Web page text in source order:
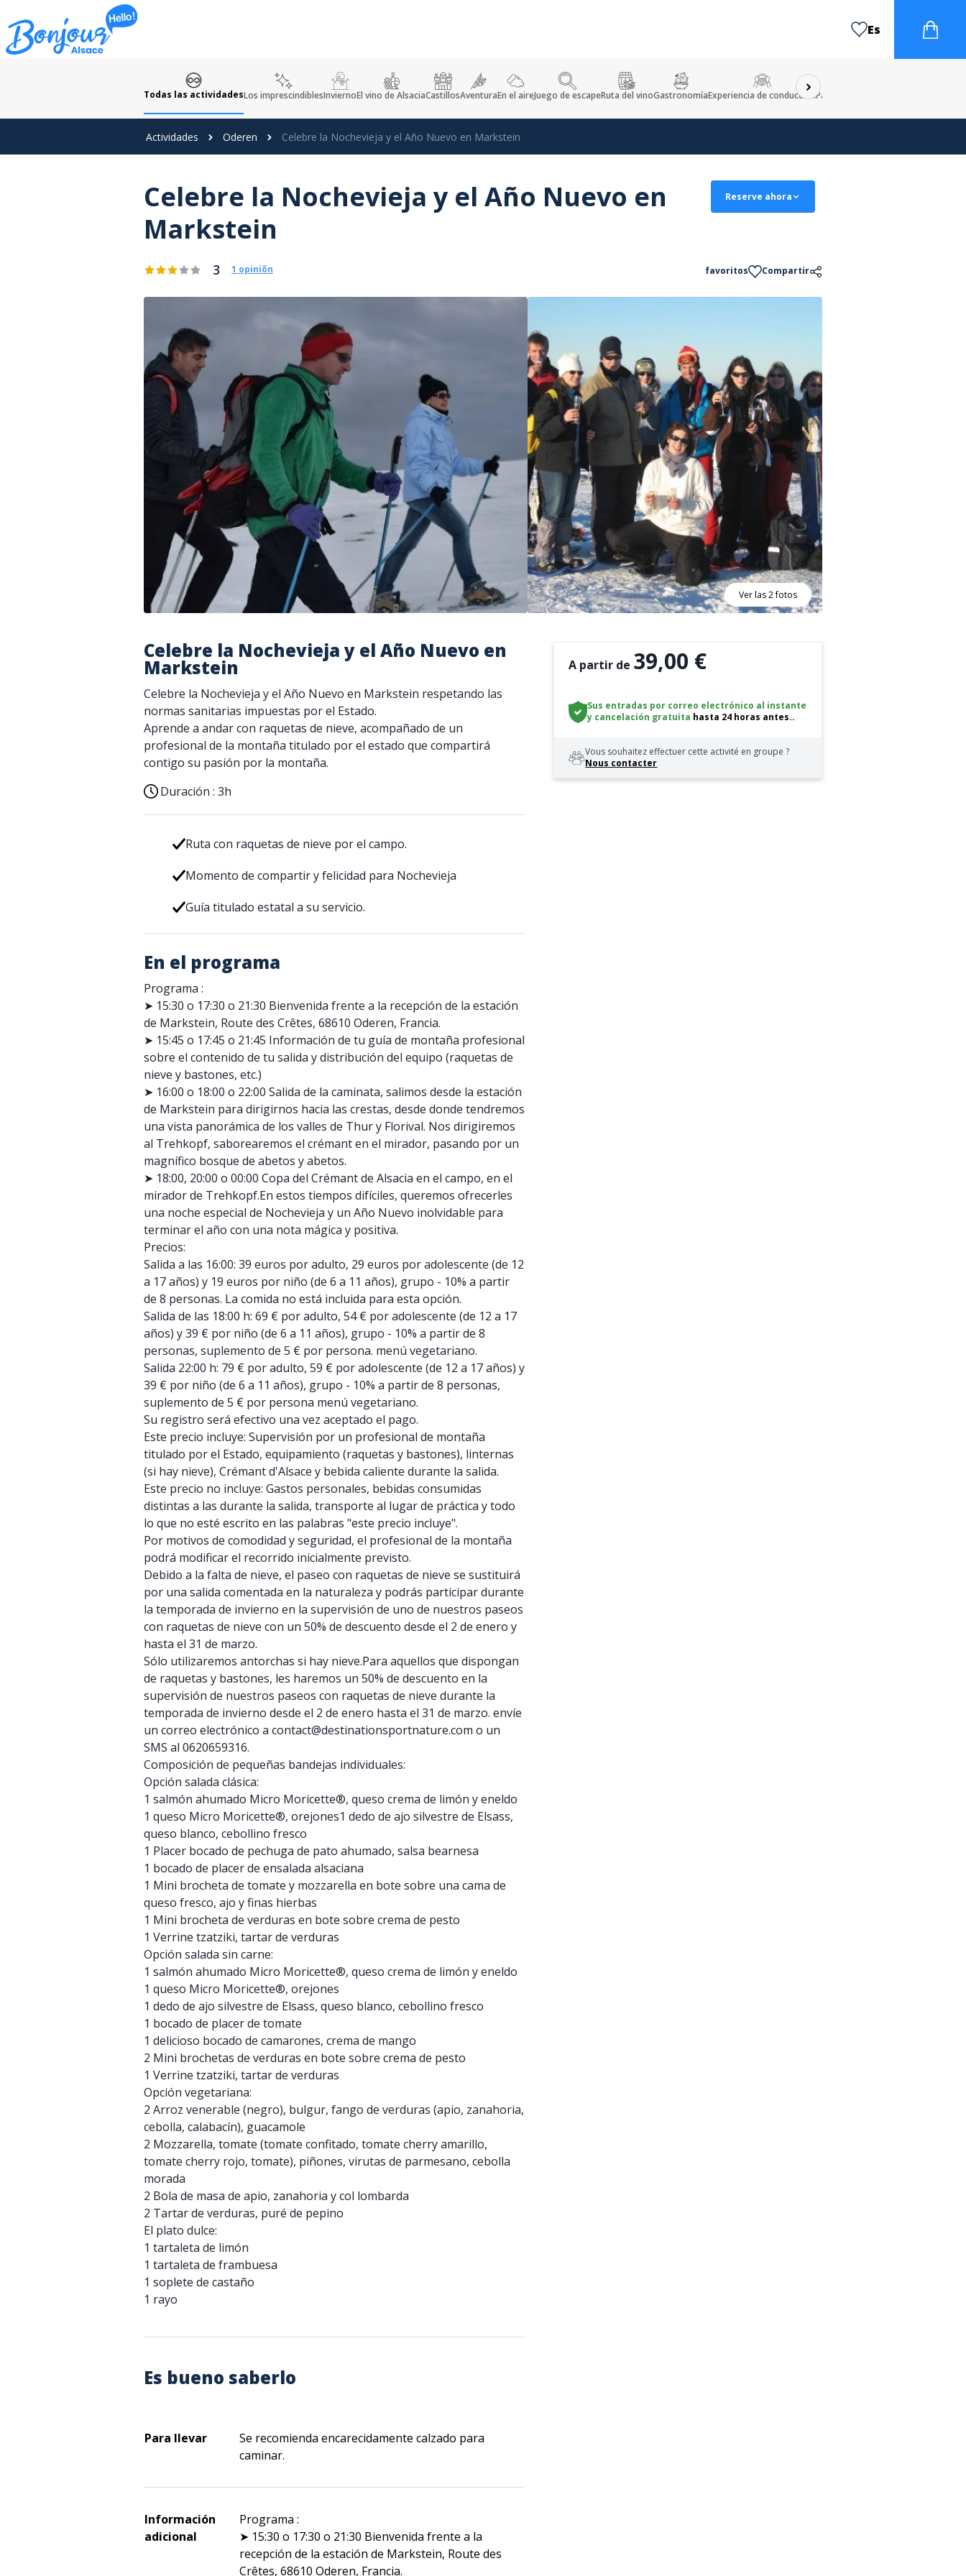
Panel de gestión de cookies
Es
Todas las actividadesLos imprescindiblesInviernoEl vino de AlsaciaCastillosAventuraEn el aireJuego de escapeRuta del vinoGastronomíaExperiencia de conducciónPatrimonio cultural
Actividades Oderen Celebre la Nochevieja y el Año Nuevo en Markstein
Celebre la Nochevieja y el Año Nuevo en
Markstein
Reserve ahora
3 1 opiniõn favoritos Compartir
Ver las 2 fotos
Celebre la Nochevieja y el Año Nuevo en
Markstein
Celebre la Nochevieja y el Año Nuevo en Markstein respetando las
normas sanitarias impuestas por el Estado.
Aprende a andar con raquetas de nieve, acompañado de un
profesional de la montaña titulado por el estado que compartirá
contigo su pasión por la montaña.
Duración : 3h
Ruta con raquetas de nieve por el campo.
Momento de compartir y felicidad para Nochevieja
Guía titulado estatal a su servicio.
En el programa
Programa :
➤ 15:30 o 17:30 o 21:30 Bienvenida frente a la recepción de la estación
de Markstein, Route des Crêtes, 68610 Oderen, Francia.
➤ 15:45 o 17:45 o 21:45 Información de tu guía de montaña profesional
sobre el contenido de tu salida y distribución del equipo (raquetas de
nieve y bastones, etc.)
➤ 16:00 o 18:00 o 22:00 Salida de la caminata, salimos desde la estación
de Markstein para dirigirnos hacia las crestas, desde donde tendremos
una vista panorámica de los valles de Thur y Florival. Nos dirigiremos
al Trehkopf, saborearemos el crémant en el mirador, pasando por un
magnífico bosque de abetos y abetos.
➤ 18:00, 20:00 o 00:00 Copa del Crémant de Alsacia en el campo, en el
mirador de Trehkopf.En estos tiempos difíciles, queremos ofrecerles
una noche especial de Nochevieja y un Año Nuevo inolvidable para
terminar el año con una nota mágica y positiva.
Precios:
Salida a las 16:00: 39 euros por adulto, 29 euros por adolescente (de 12
a 17 años) y 19 euros por niño (de 6 a 11 años), grupo - 10% a partir
de 8 personas. La comida no está incluida para esta opción.
Salida de las 18:00 h: 69 € por adulto, 54 € por adolescente (de 12 a 17
años) y 39 € por niño (de 6 a 11 años), grupo - 10% a partir de 8
personas, suplemento de 5 € por persona. menú vegetariano.
Salida 22:00 h: 79 € por adulto, 59 € por adolescente (de 12 a 17 años) y
39 € por niño (de 6 a 11 años), grupo - 10% a partir de 8 personas,
suplemento de 5 € por persona menú vegetariano.
Su registro será efectivo una vez aceptado el pago.
Este precio incluye: Supervisión por un profesional de montaña
titulado por el Estado, equipamiento (raquetas y bastones), linternas
(si hay nieve), Crémant d'Alsace y bebida caliente durante la salida.
Este precio no incluye: Gastos personales, bebidas consumidas
distintas a las durante la salida, transporte al lugar de práctica y todo
lo que no esté escrito en las palabras "este precio incluye".
Por motivos de comodidad y seguridad, el profesional de la montaña
podrá modificar el recorrido inicialmente previsto.
Debido a la falta de nieve, el paseo con raquetas de nieve se sustituirá
por una salida comentada en la naturaleza y podrás participar durante
la temporada de invierno en la supervisión de uno de nuestros paseos
con raquetas de nieve con un 50% de descuento desde el 2 de enero y
hasta el 31 de marzo.
Sólo utilizaremos antorchas si hay nieve.Para aquellos que dispongan
de raquetas y bastones, les haremos un 50% de descuento en la
supervisión de nuestros paseos con raquetas de nieve durante la
temporada de invierno desde el 2 de enero hasta el 31 de marzo. envíe
un correo electrónico a contact@destinationsportnature.com o un
SMS al 0620659316.
Composición de pequeñas bandejas individuales:
Opción salada clásica:
1 salmón ahumado Micro Moricette®, queso crema de limón y eneldo
1 queso Micro Moricette®, orejones1 dedo de ajo silvestre de Elsass,
queso blanco, cebollino fresco
1 Placer bocado de pechuga de pato ahumado, salsa bearnesa
1 bocado de placer de ensalada alsaciana
1 Mini brocheta de tomate y mozzarella en bote sobre una cama de
queso fresco, ajo y finas hierbas
1 Mini brocheta de verduras en bote sobre crema de pesto
1 Verrine tzatziki, tartar de verduras
Opción salada sin carne:
1 salmón ahumado Micro Moricette®, queso crema de limón y eneldo
1 queso Micro Moricette®, orejones
1 dedo de ajo silvestre de Elsass, queso blanco, cebollino fresco
1 bocado de placer de tomate
1 delicioso bocado de camarones, crema de mango
2 Mini brochetas de verduras en bote sobre crema de pesto
1 Verrine tzatziki, tartar de verduras
Opción vegetariana:
2 Arroz venerable (negro), bulgur, fango de verduras (apio, zanahoria,
cebolla, calabacín), guacamole
2 Mozzarella, tomate (tomate confitado, tomate cherry amarillo,
tomate cherry rojo, tomate), piñones, virutas de parmesano, cebolla
morada
2 Bola de masa de apio, zanahoria y col lombarda
2 Tartar de verduras, puré de pepino
El plato dulce:
1 tartaleta de limón
1 tartaleta de frambuesa
1 soplete de castaño
1 rayo
Es bueno saberlo
Para llevar
Se recomienda encarecidamente calzado para
caminar.
Información
adicional
Programa :
➤ 15:30 o 17:30 o 21:30 Bienvenida frente a la
recepción de la estación de Markstein, Route des
Crêtes, 68610 Oderen, Francia.
A partir de 39,00 €
Sus entradas por correo electrónico al instante
y cancelación gratuita hasta 24 horas antes..
Vous souhaitez effectuer cette activité en groupe ?
Nous contacter